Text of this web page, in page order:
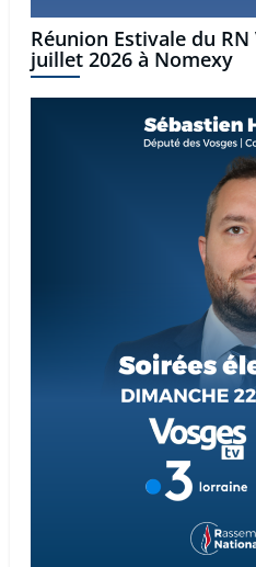
Réunion Estivale du
juillet 2026 à Nomexy